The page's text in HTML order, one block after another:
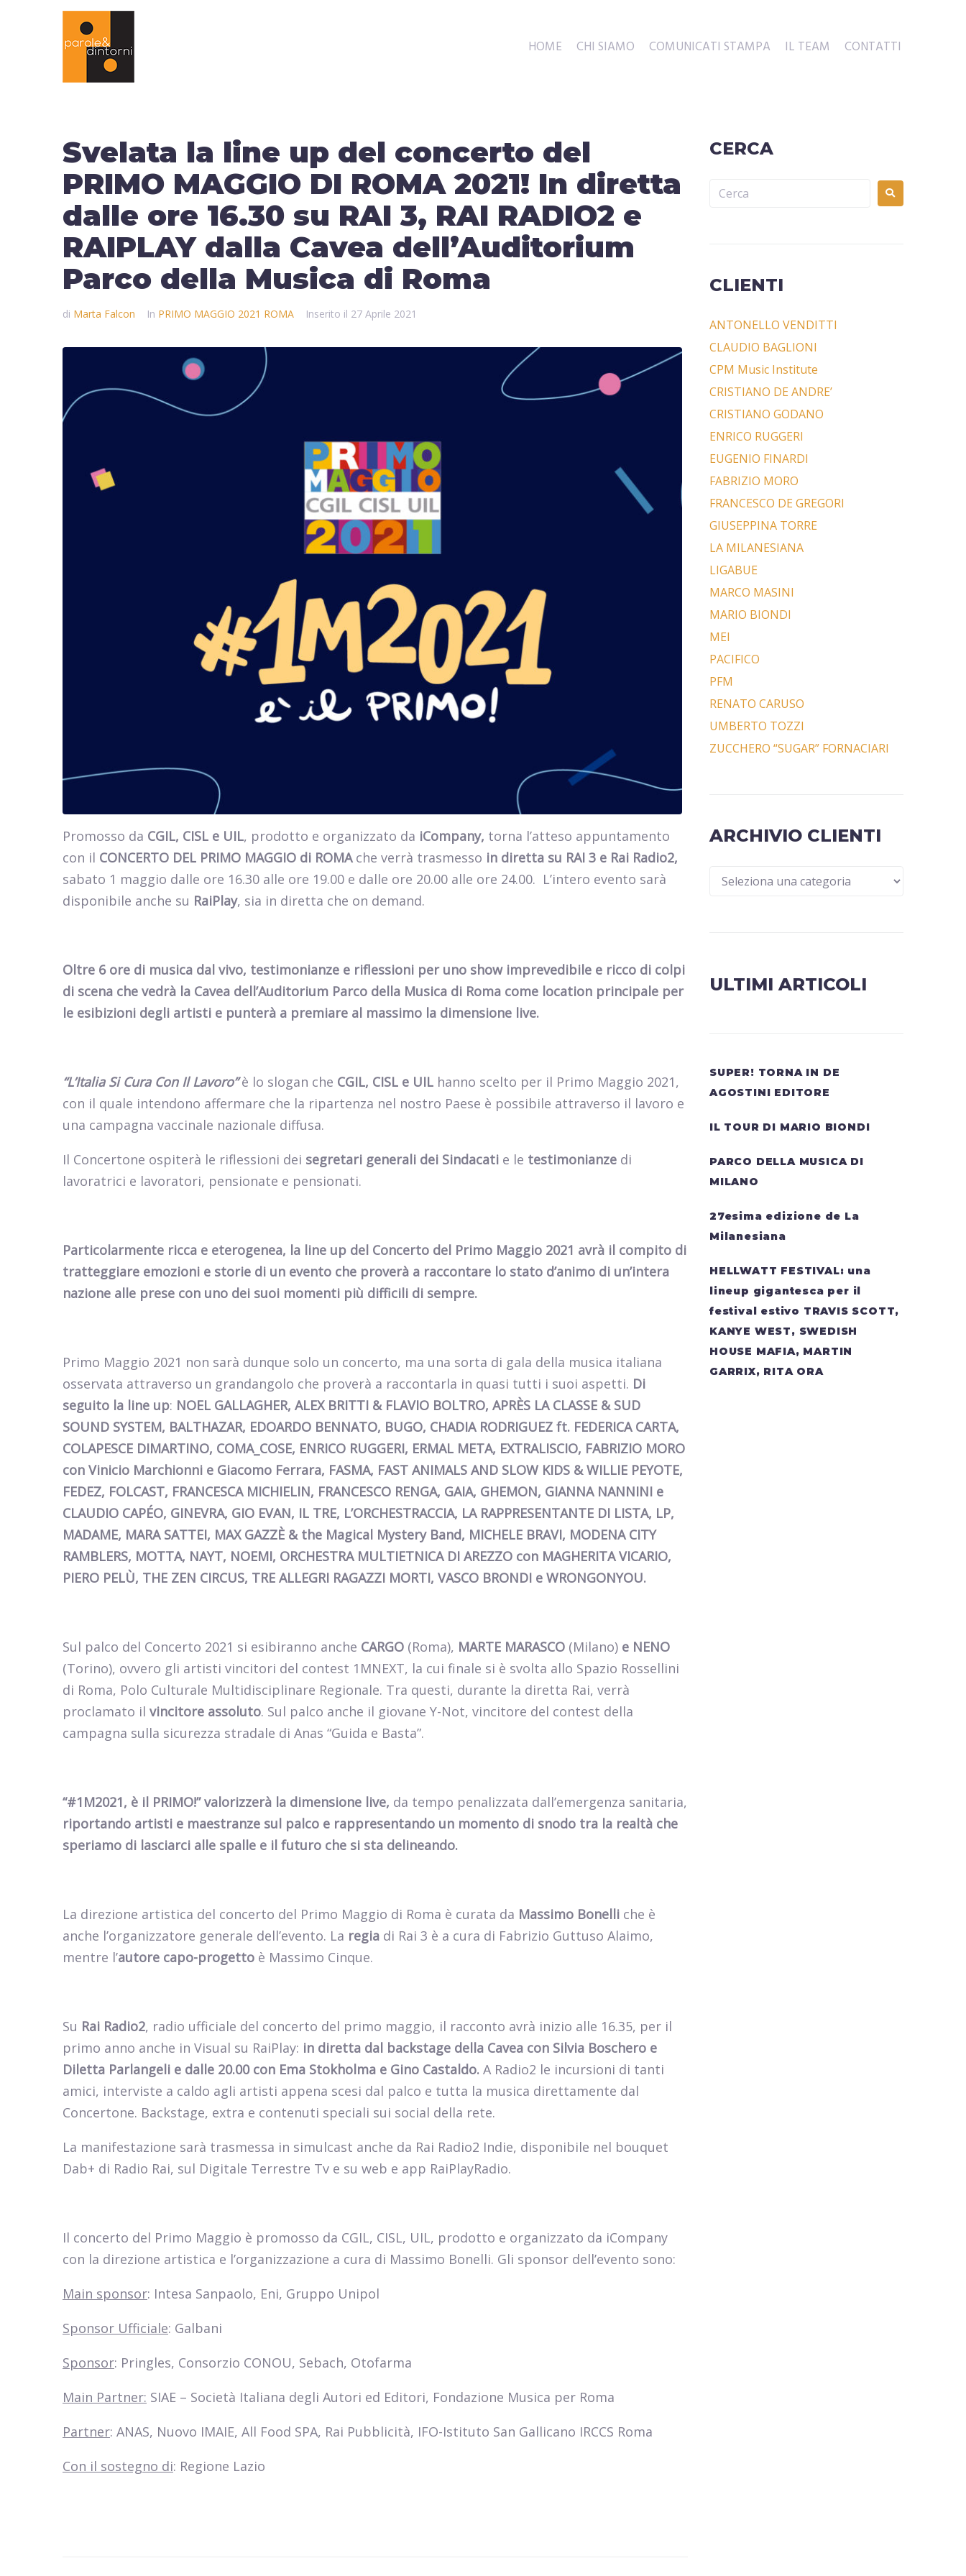
HOME CHI SIAMO COMUNICATI STAMPA IL TEAM CONTATTI
Svelata la line up del concerto del
PRIMO MAGGIO DI ROMA 2021! In diretta
dalle ore 16.30 su RAI 3, RAI RADIO2 e
RAIPLAY dalla Cavea dell’Auditorium
Parco della Musica di Roma
di Marta Falcon In PRIMO MAGGIO 2021 ROMA Inserito il 27 Aprile 2021
Promosso da CGIL, CISL e UIL, prodotto e organizzato da iCompany, torna l’atteso appuntamento
con il CONCERTO DEL PRIMO MAGGIO di ROMA che verrà trasmesso in diretta su RAI 3 e Rai Radio2,
sabato 1 maggio dalle ore 16.30 alle ore 19.00 e dalle ore 20.00 alle ore 24.00. L’intero evento sarà
disponibile anche su RaiPlay, sia in diretta che on demand.
Oltre 6 ore di musica dal vivo, testimonianze e riflessioni per uno show imprevedibile e ricco di colpi
di scena che vedrà la Cavea dell’Auditorium Parco della Musica di Roma come location principale per
le esibizioni degli artisti e punterà a premiare al massimo la dimensione live.
“L’Italia Si Cura Con Il Lavoro”è lo slogan che CGIL, CISL e UIL hanno scelto per il Primo Maggio 2021,
con il quale intendono affermare che la ripartenza nel nostro Paese è possibile attraverso il lavoro e
una campagna vaccinale nazionale diffusa.
Il Concertone ospiterà le riflessioni dei segretari generali dei Sindacati e le testimonianze di
lavoratrici e lavoratori, pensionate e pensionati.
Particolarmente ricca e eterogenea, la line up del Concerto del Primo Maggio 2021 avrà il compito di
tratteggiare emozioni e storie di un evento che proverà a raccontare lo stato d’animo di un’intera
nazione alle prese con uno dei suoi momenti più difficili di sempre.
Primo Maggio 2021 non sarà dunque solo un concerto, ma una sorta di gala della musica italiana
osservata attraverso un grandangolo che proverà a raccontarla in quasi tutti i suoi aspetti. Di
seguito la line up: NOEL GALLAGHER, ALEX BRITTI & FLAVIO BOLTRO, APRÈS LA CLASSE & SUD
SOUND SYSTEM, BALTHAZAR, EDOARDO BENNATO, BUGO, CHADIA RODRIGUEZ ft. FEDERICA CARTA,
COLAPESCE DIMARTINO, COMA_COSE, ENRICO RUGGERI, ERMAL META, EXTRALISCIO, FABRIZIO MORO
con Vinicio Marchionni e Giacomo Ferrara, FASMA, FAST ANIMALS AND SLOW KIDS & WILLIE PEYOTE,
FEDEZ, FOLCAST, FRANCESCA MICHIELIN, FRANCESCO RENGA, GAIA, GHEMON, GIANNA NANNINI e
CLAUDIO CAPÉO, GINEVRA, GIO EVAN, IL TRE, L’ORCHESTRACCIA, LA RAPPRESENTANTE DI LISTA, LP,
MADAME, MARA SATTEI, MAX GAZZÈ & the Magical Mystery Band, MICHELE BRAVI, MODENA CITY
RAMBLERS, MOTTA, NAYT, NOEMI, ORCHESTRA MULTIETNICA DI AREZZO con MAGHERITA VICARIO,
PIERO PELÙ, THE ZEN CIRCUS, TRE ALLEGRI RAGAZZI MORTI, VASCO BRONDI e WRONGONYOU.
Sul palco del Concerto 2021 si esibiranno anche CARGO (Roma), MARTE MARASCO (Milano) e NENO
(Torino), ovvero gli artisti vincitori del contest 1MNEXT, la cui finale si è svolta allo Spazio Rossellini
di Roma, Polo Culturale Multidisciplinare Regionale. Tra questi, durante la diretta Rai, verrà
proclamato il vincitore assoluto. Sul palco anche il giovane Y-Not, vincitore del contest della
campagna sulla sicurezza stradale di Anas “Guida e Basta”.
“#1M2021, è il PRIMO!” valorizzerà la dimensione live, da tempo penalizzata dall’emergenza sanitaria,
riportando artisti e maestranze sul palco e rappresentando un momento di snodo tra la realtà che
speriamo di lasciarci alle spalle e il futuro che si sta delineando.
La direzione artistica del concerto del Primo Maggio di Roma è curata da Massimo Bonelli che è
anche l’organizzatore generale dell’evento. La regia di Rai 3 è a cura di Fabrizio Guttuso Alaimo,
mentre l’autore capo-progetto è Massimo Cinque.
Su Rai Radio2, radio ufficiale del concerto del primo maggio, il racconto avrà inizio alle 16.35, per il
primo anno anche in Visual su RaiPlay: in diretta dal backstage della Cavea con Silvia Boschero e
Diletta Parlangeli e dalle 20.00 con Ema Stokholma e Gino Castaldo. A Radio2 le incursioni di tanti
amici, interviste a caldo agli artisti appena scesi dal palco e tutta la musica direttamente dal
Concertone. Backstage, extra e contenuti speciali sui social della rete.
La manifestazione sarà trasmessa in simulcast anche da Rai Radio2 Indie, disponibile nel bouquet
Dab+ di Radio Rai, sul Digitale Terrestre Tv e su web e app RaiPlayRadio.
Il concerto del Primo Maggio è promosso da CGIL, CISL, UIL, prodotto e organizzato da iCompany
con la direzione artistica e l’organizzazione a cura di Massimo Bonelli. Gli sponsor dell’evento sono:
Main sponsor: Intesa Sanpaolo, Eni, Gruppo Unipol
Sponsor Ufficiale: Galbani
Sponsor: Pringles, Consorzio CONOU, Sebach, Otofarma
Main Partner: SIAE – Società Italiana degli Autori ed Editori, Fondazione Musica per Roma
Partner: ANAS, Nuovo IMAIE, All Food SPA, Rai Pubblicità, IFO-Istituto San Gallicano IRCCS Roma
Con il sostegno di: Regione Lazio
CERCA
CLIENTI
ANTONELLO VENDITTI
CLAUDIO BAGLIONI
CPM Music Institute
CRISTIANO DE ANDRE’
CRISTIANO GODANO
ENRICO RUGGERI
EUGENIO FINARDI
FABRIZIO MORO
FRANCESCO DE GREGORI
GIUSEPPINA TORRE
LA MILANESIANA
LIGABUE
MARCO MASINI
MARIO BIONDI
MEI
PACIFICO
PFM
RENATO CARUSO
UMBERTO TOZZI
ZUCCHERO “SUGAR” FORNACIARI
ARCHIVIO CLIENTI
ULTIMI ARTICOLI
SUPER! TORNA IN DE
AGOSTINI EDITORE
IL TOUR DI MARIO BIONDI
PARCO DELLA MUSICA DI
MILANO
27esima edizione de La
Milanesiana
HELLWATT FESTIVAL: una
lineup gigantesca per il
festival estivo TRAVIS SCOTT,
KANYE WEST, SWEDISH
HOUSE MAFIA, MARTIN
GARRIX, RITA ORA